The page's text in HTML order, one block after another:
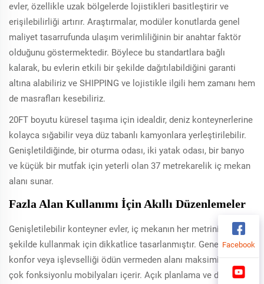
evler, özellikle uzak bölgelerde lojistikleri basitleştirir ve
erişilebilirliği artırır. Araştırmalar, modüler konutlarda genel
maliyet tasarrufunda ulaşım verimliliğinin bir anahtar faktör
olduğunu göstermektedir. Böylece bu standartlara bağlı
kalarak, bu evlerin etkili bir şekilde dağıtılabildiğini garanti
altına alabiliriz ve SHIPPING ve lojistikle ilgili hem zamanı hem
de masrafları kesebiliriz.
20FT boyutu küresel taşıma için idealdir, deniz konteynerlerine
kolayca sığabilir veya düz tabanlı kamyonlara yerleştirilebilir.
Genişletildiğinde, bir oturma odası, iki yatak odası, bir banyo
ve küçük bir mutfak için yeterli olan 37 metrekarelik iç mekan
alanı sunar.
Fazla Alan Kullanımı İçin Akıllı Düzenlemeler
Genişletilebilir konteyner evler, iç mekanın her metrini en iyi
şekilde kullanmak için dikkatlice tasarlanmıştır. Genellikle,
konfor veya işlevselliği ödün vermeden alanı maksimize eden
çok fonksiyonlu mobilyaları içerir. Açık planlama ve dikey alan
Facebook